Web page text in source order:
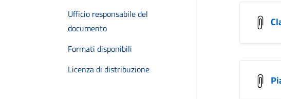
Ufficio responsabile del
documento
Formati disponibili
Licenza di distribuzione